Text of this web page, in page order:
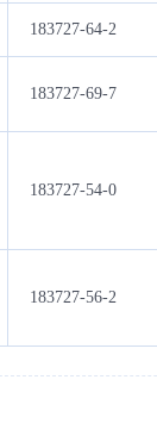
183727-64-2
183727-69-7
183727-54-0
183727-56-2